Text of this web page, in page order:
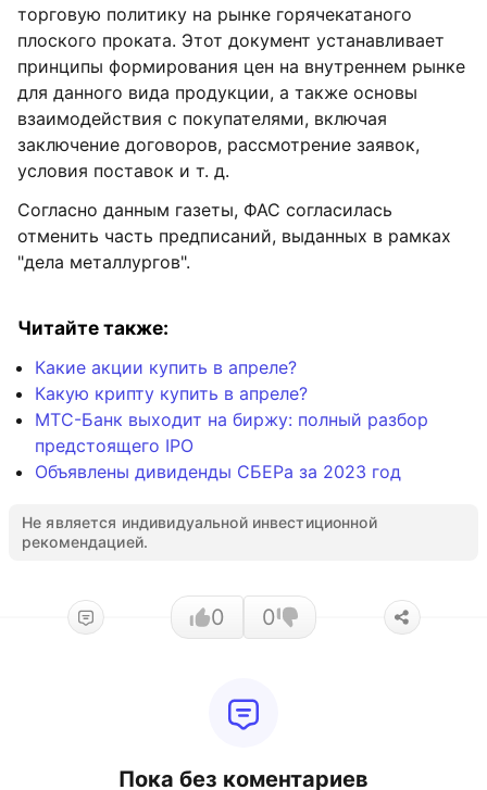
торговую политику на рынке горячекатаного
плоского проката. Этот документ устанавливает
принципы формирования цен на внутреннем рынке
для данного вида продукции, а также основы
взаимодействия с покупателями, включая
заключение договоров, рассмотрение заявок,
условия поставок и т. д.
Согласно данным газеты, ФАС согласилась
отменить часть предписаний, выданных в рамках
"дела металлургов".
Читайте также:
Какие акции купить в апреле?
Какую крипту купить в апреле?
МТС-Банк выходит на биржу: полный разбор
предстоящего IPO
Объявлены дивиденды СБЕРа за 2023 год
Не является индивидуальной инвестиционной
рекомендацией.
0 0
Пока без коментариев